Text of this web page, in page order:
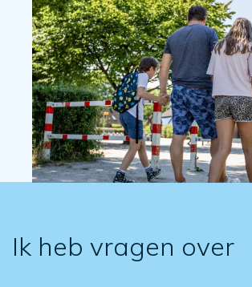
Ik heb vragen over